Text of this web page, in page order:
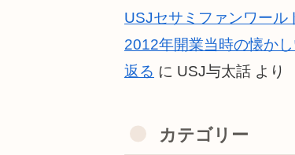
USJセサミファンワール
2012年開業当時の懐か
返る に USJ与太話 より
カテゴリー